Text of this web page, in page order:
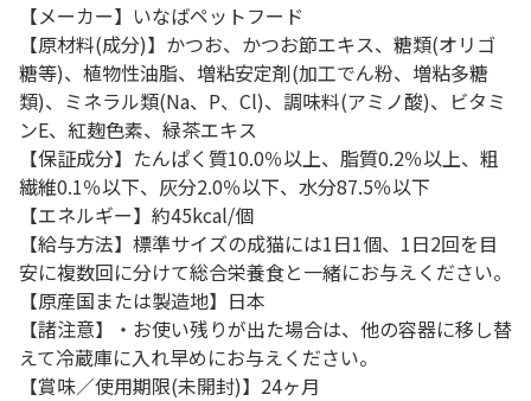
【メーカー】いなばペットフード
【原材料(成分)】かつお、かつお節エキス、糖類(オリゴ
糖等)、植物性油脂、増粘安定剤(加工でん粉、増粘多糖
類)、ミネラル類(Na、P、Cl)、調味料(アミノ酸)、ビタミ
ンE、紅麹色素、緑茶エキス
【保証成分】たんぱく質10.0％以上、脂質0.2％以上、粗
繊維0.1％以下、灰分2.0％以下、水分87.5％以下
【エネルギー】約45kcal/個
【給与方法】標準サイズの成猫には1日1個、1日2回を目
安に複数回に分けて総合栄養食と一緒にお与えください。
【原産国または製造地】日本
【諸注意】・お使い残りが出た場合は、他の容器に移し替
えて冷蔵庫に入れ早めにお与えください。
【賞味／使用期限(未開封)】24ヶ月